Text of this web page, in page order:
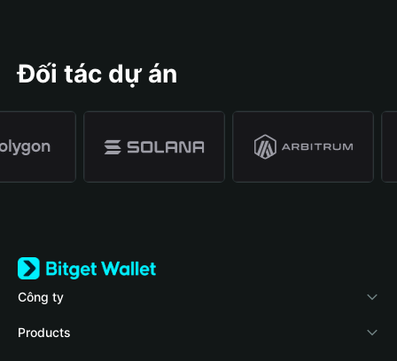
Đối tác dự án
Công ty
Về Bitget Wallet
Products